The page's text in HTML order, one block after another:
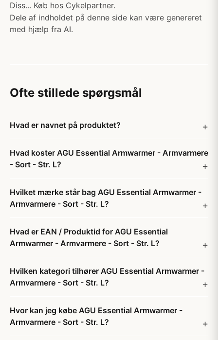
Diss... Køb hos Cykelpartner.
Dele af indholdet på denne side kan være genereret
med hjælp fra AI.
Ofte stillede spørgsmål
Hvad er navnet på produktet?
Hvad koster AGU Essential Armwarmer - Armvarmere
- Sort - Str. L?
Hvilket mærke står bag AGU Essential Armwarmer -
Armvarmere - Sort - Str. L?
Hvad er EAN / Produktid for AGU Essential
Armwarmer - Armvarmere - Sort - Str. L?
Hvilken kategori tilhører AGU Essential Armwarmer -
Armvarmere - Sort - Str. L?
Hvor kan jeg købe AGU Essential Armwarmer -
Armvarmere - Sort - Str. L?